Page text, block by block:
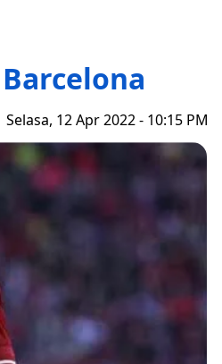
Selasa, 12 Apr 2022 - 10:15 PM